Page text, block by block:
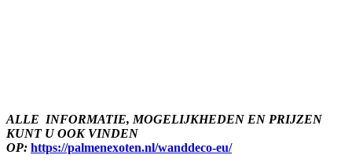
ALLE INFORMATIE, MOGELIJKHEDEN EN PRIJZEN
KUNT U OOK VINDEN
OP: https://palmenexoten.nl/wanddeco-eu/